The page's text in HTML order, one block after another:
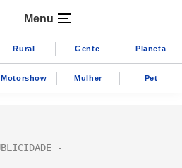
Menu
Rural Gente Planeta
Motorshow Mulher Pet